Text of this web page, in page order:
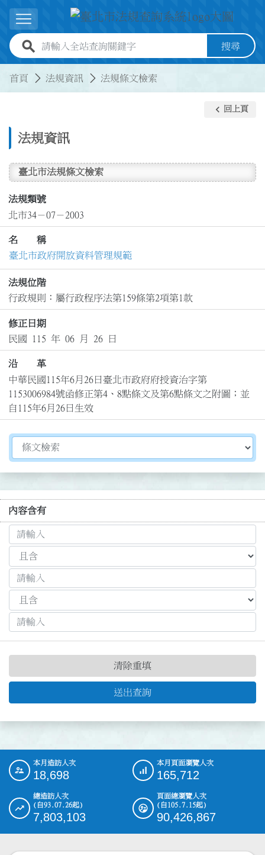
跳到主要內容
展開選單
全站查詢關鍵字欄位 搜尋
首頁 法規資訊 法規條文檢索
法規資訊
keyboard_arrow_left 回上頁
臺北市法規條文檢索
法規類號
北市34－07－2003
名 稱
臺北市政府開放資料管理規範
法規位階
行政規則：屬行政程序法第159條第2項第1款
修正日期
民國 115 年 06 月 26 日
沿 革
中華民國115年6月26日臺北市政府府授資治字第
1153006984號函修正第4、8點條文及第6點條文之附圖；並
自115年6月26日生效
切換選擇法規資訊內容
內容含有
送出查詢
清除重填
::: 本月造訪人次
18,698
本月頁面瀏覽人次
165,712
總造訪人次
(自93.07.26起)
7,803,103
頁面總瀏覽人次
(自105.7.15起)
90,426,867